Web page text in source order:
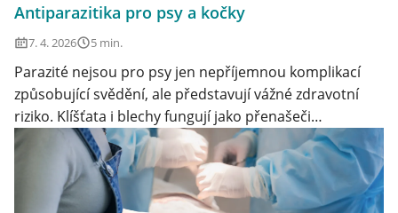
Klinika Veterix
777 319 516 (Po–Pá, 9–19h; So–Ne, 9–14h)
info@veterix.cz
E-shop Veterix
777 319 517 (Po–Pá, 8–15h)
Antiparazitika pro psy a kočky
7. 4. 2026 5 min.
Parazité nejsou pro psy jen nepříjemnou komplikací
způsobující svědění, ale představují vážné zdravotní
riziko. Klíšťata i blechy fungují jako přenašeči
nebezpečných onemocnění, která mohou mít pro zvíře
i trvalé následky.